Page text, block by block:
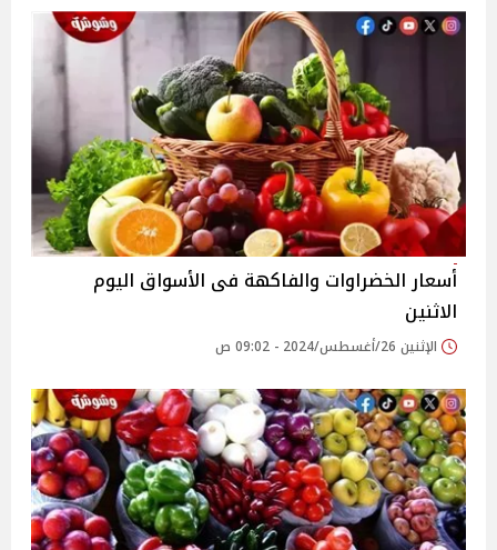
أسعار الخضراوات والفاكهة فى الأسواق‎‎ اليوم
الاثنين
الإثنين 26/أغسطس/2024 - 09:02 ص